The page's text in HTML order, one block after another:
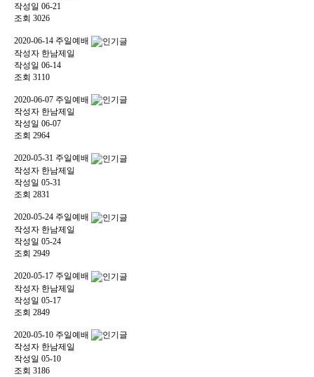
작성일 06-21
조회 3026
2020-06-14 주일예배
작성자 한남제일
작성일 06-14
조회 3110
2020-06-07 주일예배
작성자 한남제일
작성일 06-07
조회 2964
2020-05-31 주일예배
작성자 한남제일
작성일 05-31
조회 2831
2020-05-24 주일예배
작성자 한남제일
작성일 05-24
조회 2949
2020-05-17 주일예배
작성자 한남제일
작성일 05-17
조회 2849
2020-05-10 주일예배
작성자 한남제일
작성일 05-10
조회 3186